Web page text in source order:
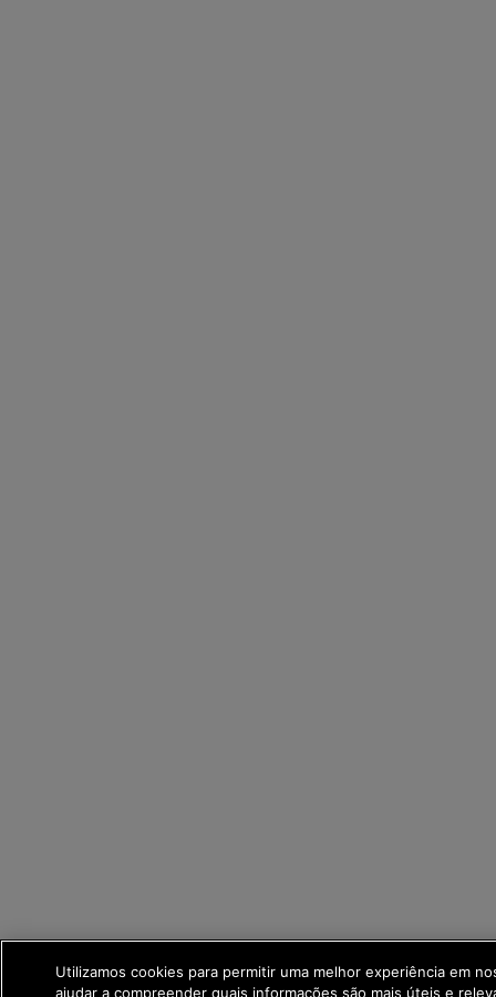
Utilizamos cookies para permitir uma melhor experiência em
ajudar a compreender quais informações são mais úteis e